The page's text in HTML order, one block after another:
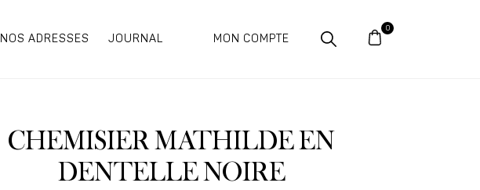
MON COMPTE
NOS ADRESSES JOURNAL
CHEMISIER MATHILDE EN
DENTELLE NOIRE